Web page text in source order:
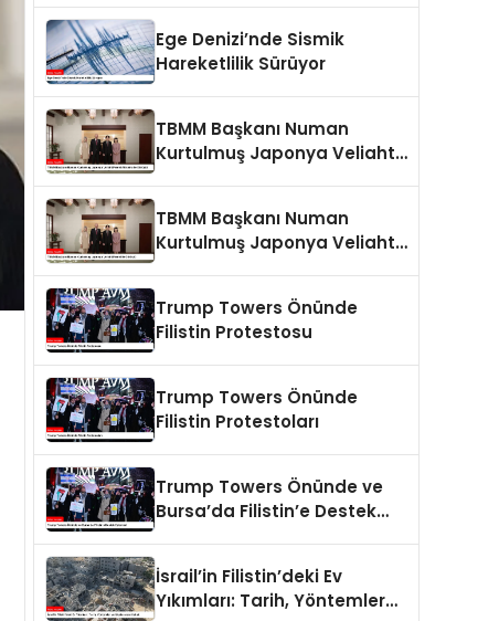
Ege Denizi’nde Sismik
Hareketlilik Sürüyor
TBMM Başkanı Numan
Kurtulmuş Japonya Veliaht
TBMM Başkanı Numan
Kurtulmuş Japonya Veliaht
Trump Towers Önünde
Filistin Protestosu
Trump Towers Önünde
Filistin Protestoları
Trump Towers Önünde ve
Bursa’da Filistin’e Destek
İsrail’in Filistin’deki Ev
Yıkımları: Tarih, Yöntemler